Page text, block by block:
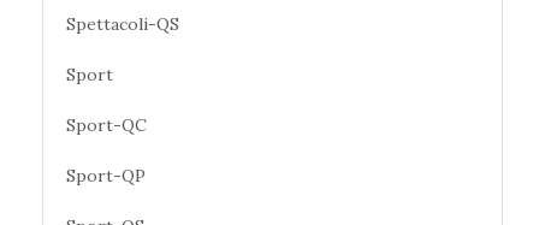
Spettacoli-QS
Sport
Sport-QC
Sport-QP